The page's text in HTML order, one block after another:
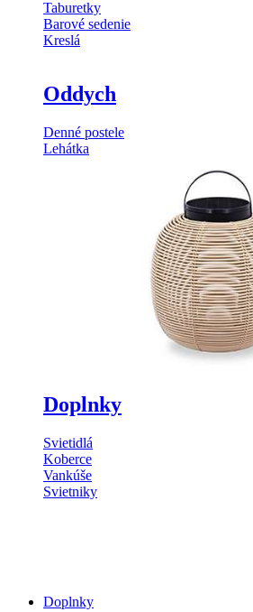
Taburetky
Barové sedenie
Kreslá
Oddych
Denné postele
Lehátka
Doplnky
Svietidlá
Koberce
Vankúše
Svietniky
Doplnky